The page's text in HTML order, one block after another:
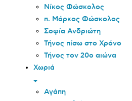
Νίκος Φώσκολος
π. Μάρκος Φώσκολος
Σοφία Ανδριώτη
Τήνος πίσω στο Χρόνο
Τήνος τον 20o αιώνα
Χωριά
Αγάπη